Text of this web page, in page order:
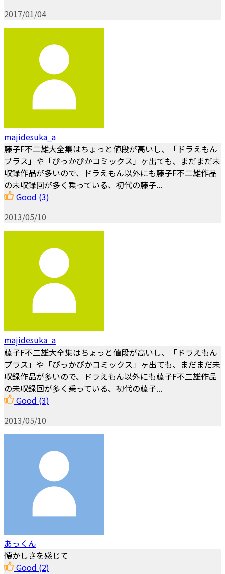
2017/01/04
majidesuka_a
藤子F不二雄大全集はちょっと値段が高いし、「ドラえもん
プラス」や「ぴっかぴかコミックス」ヶ出ても、まだまだ未
収録作品が多いので、ドラえもん以外にも藤子F不二雄作品
の未収録回が多く乗っている、初代の藤子...
Good (3)
2013/05/10
majidesuka_a
藤子F不二雄大全集はちょっと値段が高いし、「ドラえもん
プラス」や「ぴっかぴかコミックス」ヶ出ても、まだまだ未
収録作品が多いので、ドラえもん以外にも藤子F不二雄作品
の未収録回が多く乗っている、初代の藤子...
Good (3)
2013/05/10
あっくん
懐かしさを感じて
Good (2)